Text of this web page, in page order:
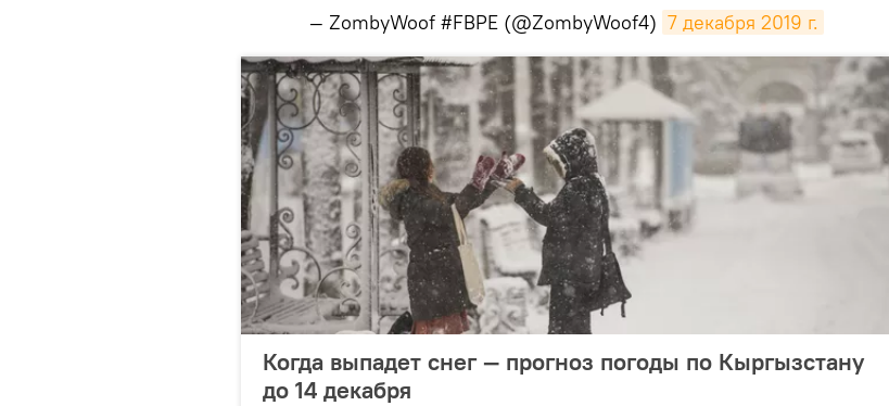
— ZombyWoof #FBPE (@ZombyWoof4) 7 декабря 2019 г.
Когда выпадет снег — прогноз погоды по Кыргызстану
до 14 декабря